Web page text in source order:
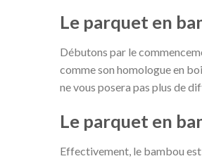
Le parquet en
Débutons par le
comme son homologue en
ne vous posera pas plus de
Le parquet en
Effectivement, le bambou